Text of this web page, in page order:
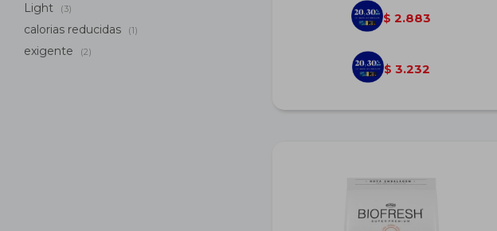
$ 2.883
$ 3.232
Light (3)
calorias reducidas (1)
exigente (2)